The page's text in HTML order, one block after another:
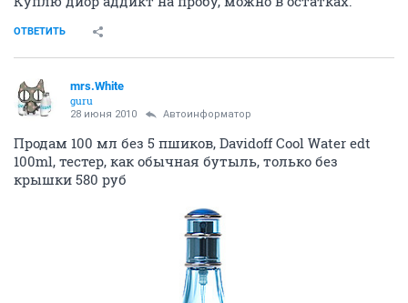
ОТВЕТИТЬ
mrs.White
guru
28 июня 2010 Автоинформатор
Продам 100 мл без 5 пшиков, Davidoff Cool Water edt
100ml, тестер, как обычная бутыль, только без
крышки 580 руб